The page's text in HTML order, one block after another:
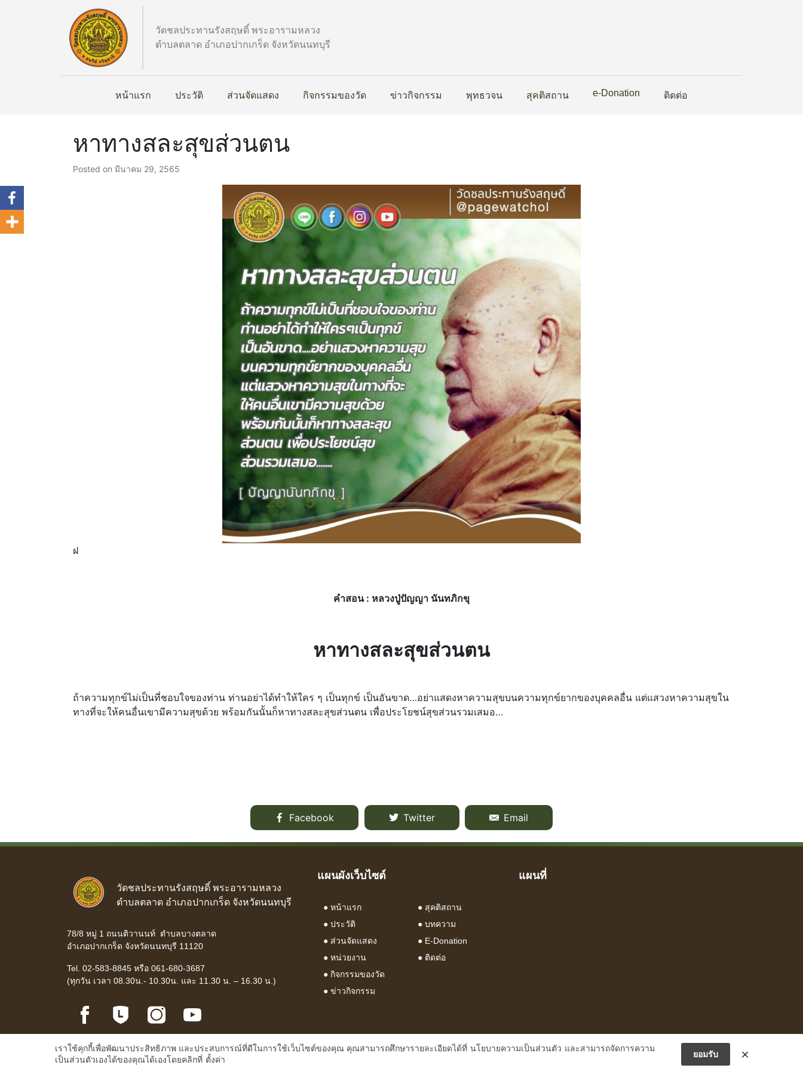
วัดชลประทานรังสฤษดิ์ พระอารามหลวง
ตำบลตลาด อำเภอปากเกร็ด จังหวัดนนทบุรี
หน้าแรก ประวัติ ส่วนจัดแสดง กิจกรรมของวัด ข่าวกิจกรรม พุทธวจน สุคติสถาน e-Donation ติดต่อ
หาทางสละสุขส่วนตน
Posted on มีนาคม 29, 2565
ฝ
คำสอน : หลวงปู่ปัญญา นันทภิกขุ
หาทางสละสุขส่วนตน
ถ้าความทุกข์ไม่เป็นที่ชอบใจของท่าน ท่านอย่าได้ทำให้ใคร ๆ เป็นทุกข์ เป็นอันขาด…อย่าแสดงหาความสุขบนความทุกข์ยากของบุคคลอื่น แต่แสวงหาความสุขใน
ทางที่จะให้คนอื่นเขามีความสุขด้วย พร้อมกันนั้นก็หาทางสละสุขส่วนตน เพื่อประโยชน์สุขส่วนรวมเสมอ…
Facebook Twitter Email
วัดชลประทานรังสฤษดิ์ พระอารามหลวง
ตำบลตลาด อำเภอปากเกร็ด จังหวัดนนทบุรี
78/8 หมู่ 1 ถนนติวานนท์ ตำบลบางตลาด
อำเภอปากเกร็ด จังหวัดนนทบุรี 11120
Tel. 02-583-8845 หรือ 061-680-3687
(ทุกวัน เวลา 08.30น.- 10.30น. และ 11.30 น. – 16.30 น.)
แผนผังเว็บไซต์
● หน้าแรก
● ประวัติ
● ส่วนจัดแสดง
● หน่วยงาน
● กิจกรรมของวัด
● ข่าวกิจกรรม
● สุคติสถาน
●บทความ
● E-Donation
● ติดต่อ
แผนที่
เราใช้คุกกี้เพื่อพัฒนาประสิทธิภาพ และประสบการณ์ที่ดีในการใช้เว็บไซต์ของคุณ คุณสามารถศึกษารายละเอียดได้ที่ นโยบายความเป็นส่วนตัว และสามารถจัดการความ
เป็นส่วนตัวเองได้ของคุณได้เองโดยคลิกที่ ตั้งค่า
ยอมรับ